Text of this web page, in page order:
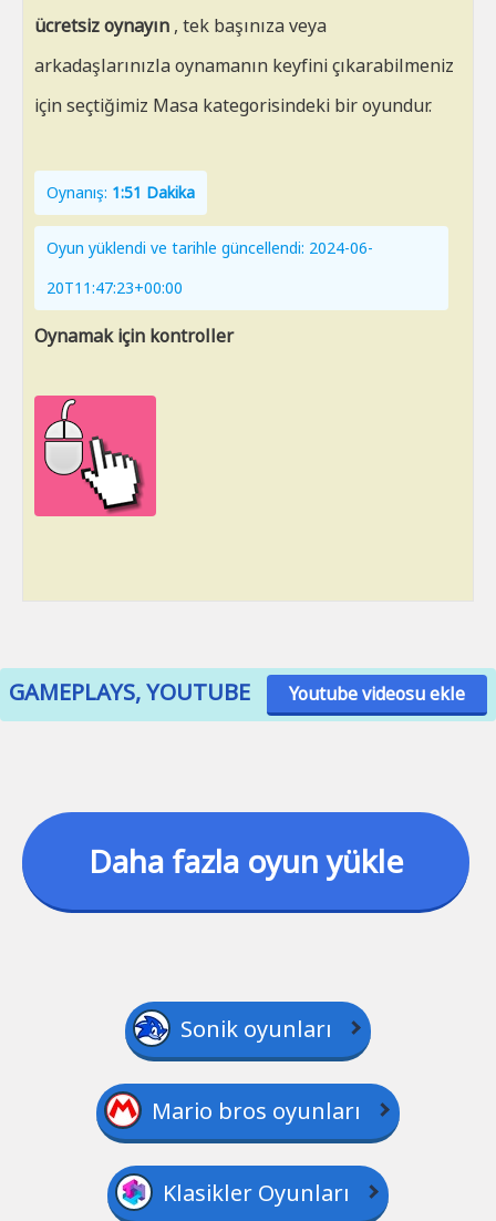
ücretsiz oynayın , tek başınıza veya
arkadaşlarınızla oynamanın keyfini çıkarabilmeniz
için seçtiğimiz Masa kategorisindeki bir oyundur.
Oynanış: 1:51 Dakika
Oyun yüklendi ve tarihle güncellendi: 2024-06-
20T11:47:23+00:00
Oynamak için kontroller
GAMEPLAYS, YOUTUBE Youtube videosu ekle
Daha fazla oyun yükle
Sonik oyunları
Mario bros oyunları
Klasikler Oyunları